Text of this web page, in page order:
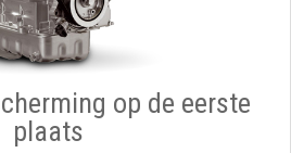
op de eerste
plaats